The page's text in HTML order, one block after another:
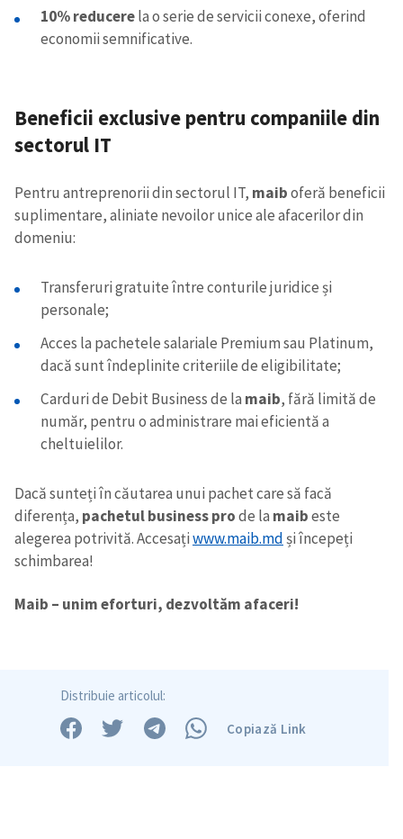
10% reducerela o serie de servicii conexe, oferind
economii semnificative.
Beneficii exclusive pentru companiile din
sectorul IT
Pentru antreprenorii din sectorul IT, maiboferă beneficii
suplimentare, aliniate nevoilor unice ale afacerilor din
domeniu:
Transferuri gratuite între conturile juridice și
personale;
Acces la pachetele salariale Premium sau Platinum,
dacă sunt îndeplinite criteriile de eligibilitate;
Carduri de Debit Business de la maib, fără limită de
număr, pentru o administrare mai eficientă a
cheltuielilor.
Dacă sunteți în căutarea unui pachet care să facă
diferența, pachetul business prode la maibeste
alegerea potrivită. Accesațiwww.maib.mdși începeți
schimbarea!
Maib – unim eforturi, dezvoltăm afaceri!
Distribuie articolul:
Copiază Link